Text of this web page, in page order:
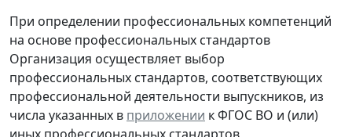
При определении профессиональных компетенций
на основе профессиональных стандартов
Организация осуществляет выбор
профессиональных стандартов, соответствующих
профессиональной деятельности выпускников, из
числа указанных в приложении к ФГОС ВО и (или)